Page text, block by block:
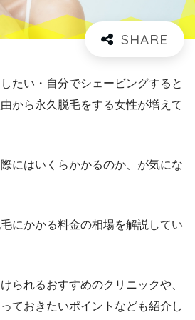
たい・自分でシェービングすると
から永久脱毛をする女性が増えて
にはいくらかかるのか、が気にな
にかかる料金の相場を解説してい
られるおすすめのクリニックや、
ておきたいポイントなども紹介し